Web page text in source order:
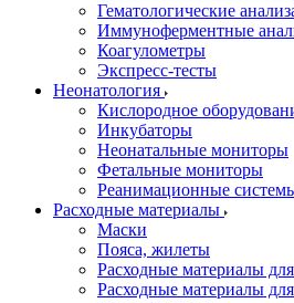
Гематологические
Иммуноферментные
Коагулометры
Экспресс-тесты
Неонатология
Кислородное
Инкубаторы
Неонатальные мониторы
Фетальные мониторы
Реанимационные
Расходные материалы
Маски
Пояса, жилеты
Расходные материалы
Расходные материалы